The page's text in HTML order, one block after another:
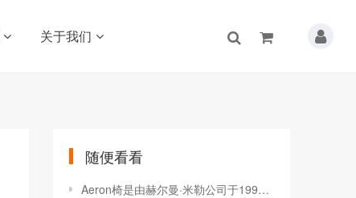
关于我们
随便看看
Aeron椅是由赫尔曼·米勒公司于1994年推出的一款办公椅